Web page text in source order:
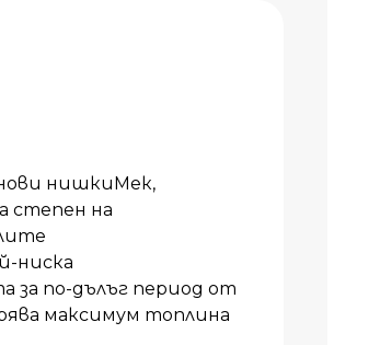
нишкиМек,
степен на
ниска
за по-дълъг период от
максимум топлина